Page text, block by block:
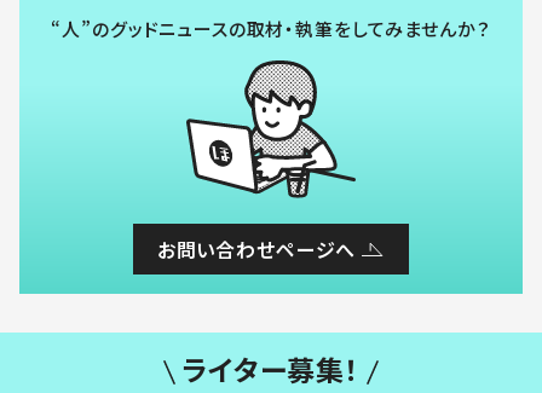
“人”のグッドニュースの取材・執筆をしてみませんか？
お問い合わせページへ
ライター募集！